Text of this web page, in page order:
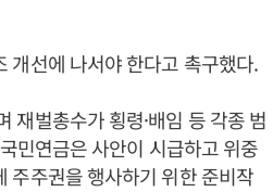
개선에 나서야 한다고 촉구했다.
재벌총수가 횡령·배임 등 각종 범
민연금은 사안이 시급하고 위중
주주권을 행사하기 위한 준비작